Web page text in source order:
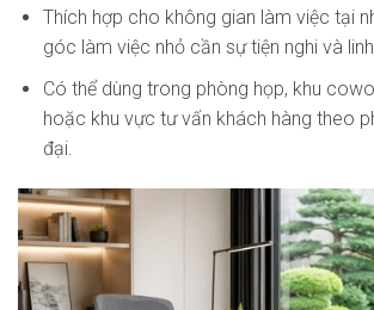
Thích hợp cho không gian làm việc tại
góc làm việc nhỏ cần sự tiện nghi và
Có thể dùng trong phòng họp, khu
hoặc khu vực tư vấn khách hàng theo
đại.